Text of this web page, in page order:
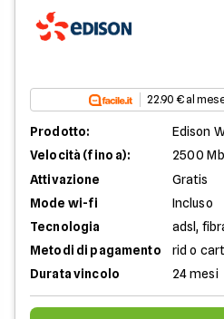
22.90 € al
Prodotto:
Edison
Velocità (fino a):
2500 Mb
Attivazione
Gratis
Mode wi-fi
Incluso
Tecnologia
adsl,
Metodi di pagamento
rid o
Durata vincolo
24 mesi